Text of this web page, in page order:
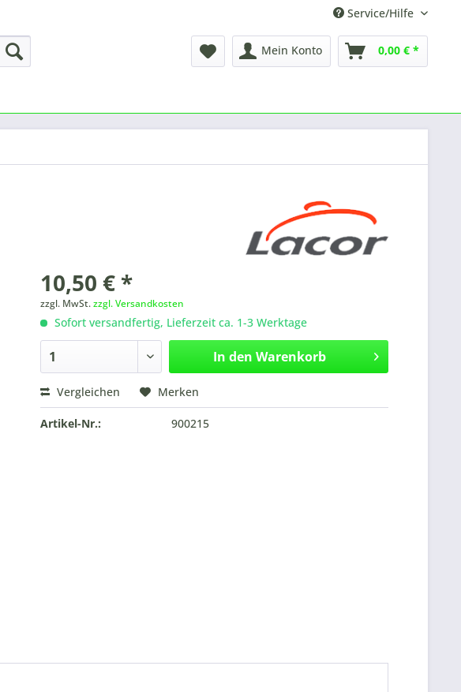
Service/Hilfe
Mein Konto 0,00 € *
10,50 € *
zzgl. MwSt.zzgl. Versandkosten
Sofort versandfertig, Lieferzeit ca. 1-3 Werktage
In den Warenkorb
Vergleichen Merken
Artikel-Nr.: 900215